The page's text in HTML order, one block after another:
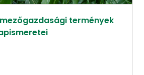
termények